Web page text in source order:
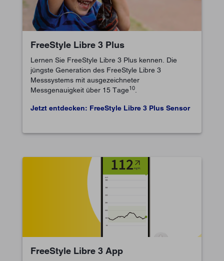
FreeStyle Libre 3 Plus
Lernen Sie FreeStyle Libre 3 Plus kennen. Die
jüngste Generation des FreeStyle Libre 3
Messsystems mit ausgezeichneter
Messgenauigkeit über 15 Tage10
Jetzt entdecken: FreeStyle Libre 3 Plus Sensor
FreeStyle Libre 3 App